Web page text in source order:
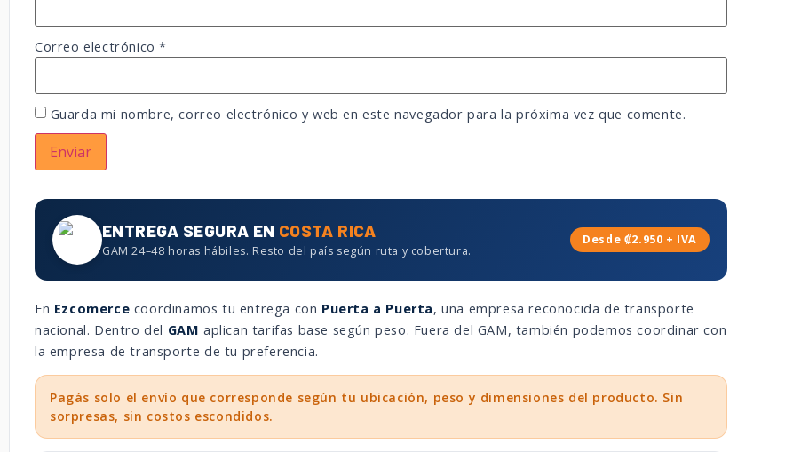
Correo electrónico*
Guarda mi nombre, correo electrónico y web en este navegador para la próxima vez que comente.
ENTREGA SEGURA EN COSTA RICA
GAM 24–48 horas hábiles. Resto del país según ruta y cobertura.
Desde ₡2.950 + IVA
En Ezcomerce coordinamos tu entrega con Puerta a Puerta, una empresa reconocida de transporte
nacional. Dentro del GAM aplican tarifas base según peso. Fuera del GAM, también podemos coordinar con
la empresa de transporte de tu preferencia.
Pagás solo el envío que corresponde según tu ubicación, peso y dimensiones del producto. Sin
sorpresas, sin costos escondidos.